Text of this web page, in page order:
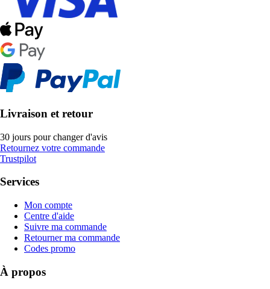
Livraison et retour
30 jours pour changer d'avis
Retournez votre commande
Trustpilot
Services
Mon compte
Centre d'aide
Suivre ma commande
Retourner ma commande
Codes promo
À propos